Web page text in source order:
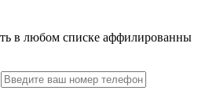
в любом списке аффилированны